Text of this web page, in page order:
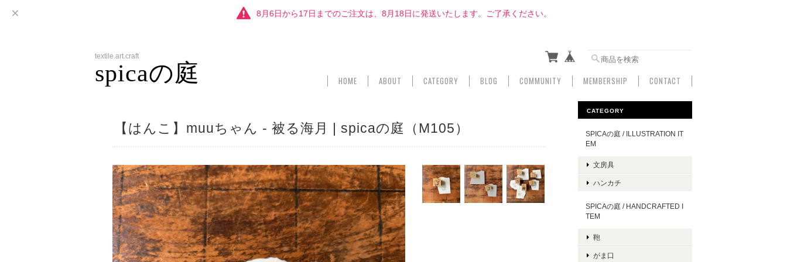
8月6日から17日までのご注文は、8月18日に発送いたします。ご了承ください。
textile.art.craft
spicaの庭 HOME ABOUT CATEGORY BLOG COMMUNITY MEMBERSHIP CONTACT
【はんこ】muuちゃん - 被る海月 | spicaの庭（M105）
CATEGORY
SPICAの庭 / ILLUSTRATION IT
EM
文房具
ハンカチ
SPICAの庭 / HANDCRAFTED I
TEM
鞄
がま口